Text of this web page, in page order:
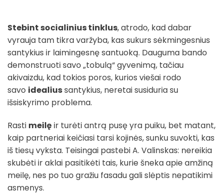
Stebint socialinius tinklus, atrodo, kad dabar
vyrauja tam tikra varžyba, kas sukurs sėkmingesnius
santykius ir laimingesnę santuoką. Dauguma bando
demonstruoti savo „tobulą“ gyvenimą, tačiau
akivaizdu, kad tokios poros, kurios viešai rodo
savo idealiussantykius, neretai susiduria su
išsiskyrimo problema.
Rasti meilęir turėti antrą pusę yra puiku, bet matant,
kaip partneriai keičiasi tarsi kojinės, sunku suvokti, kas
iš tiesų vyksta. Teisingai pastebi A. Valinskas: nereikia
skubėti ir aklai pasitikėti tais, kurie šneka apie amžiną
meilę, nes po tuo gražiu fasadu gali slėptis nepatikimi
asmenys.